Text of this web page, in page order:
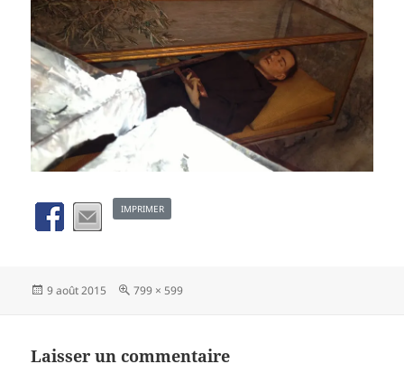
IMPRIMER
Publié
le
9 août 2015
Taille
799 × 599
Laisser un commentaire